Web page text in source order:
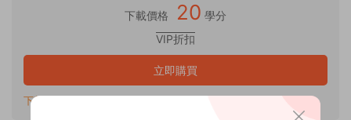
下載價格 20 學分
VIP折扣
立即購買
下載遇到問題？可聯系客服或反饋QQ：82737876